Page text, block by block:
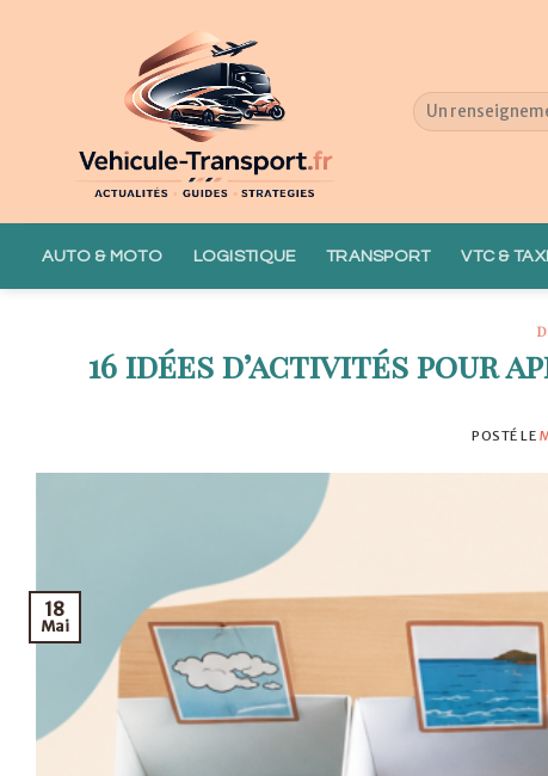
AUTO & MOTO LOGISTIQUE TRANSPORT VTC &
16 idées d’activités pour
POSTÉ LE
18
Mai